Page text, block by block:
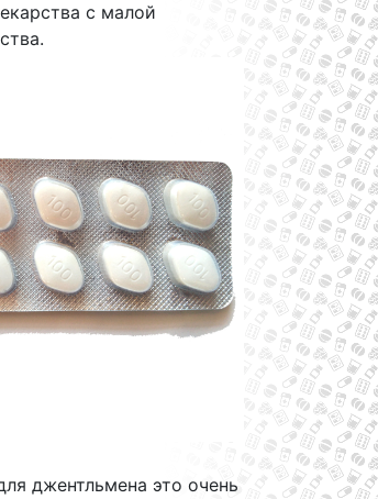
с малой
джентльмена это очень